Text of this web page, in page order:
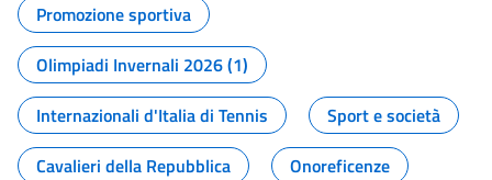
Promozione sportiva
Olimpiadi Invernali 2026 (1)
Internazionali d'Italia di Tennis
Sport e società
Cavalieri della Repubblica
Onoreficenze